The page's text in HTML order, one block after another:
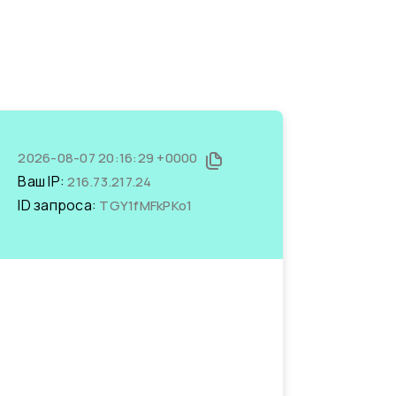
2026-08-07 20:16:29 +0000
Ваш IP:216.73.217.24
ID запроса: TGY1fMFkPKo1